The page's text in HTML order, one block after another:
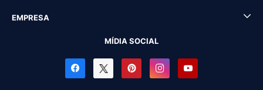
EMPRESA
MÍDIA SOCIAL